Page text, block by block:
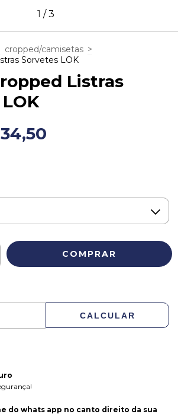
1 /3
cropped/camisetas >
Sorvetes LOK
Listras
CALCULAR
do whats app no canto direito da sua